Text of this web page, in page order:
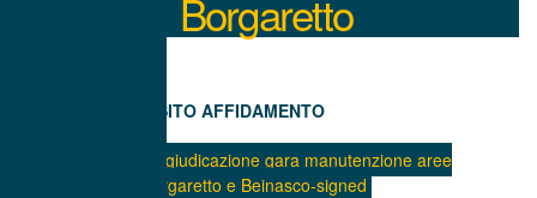
Borgaretto
ESITO AFFIDAMENTO
Comunicazione aggiudicazione gara manutenzione aree
verdi Borgaretto e Beinasco-signed